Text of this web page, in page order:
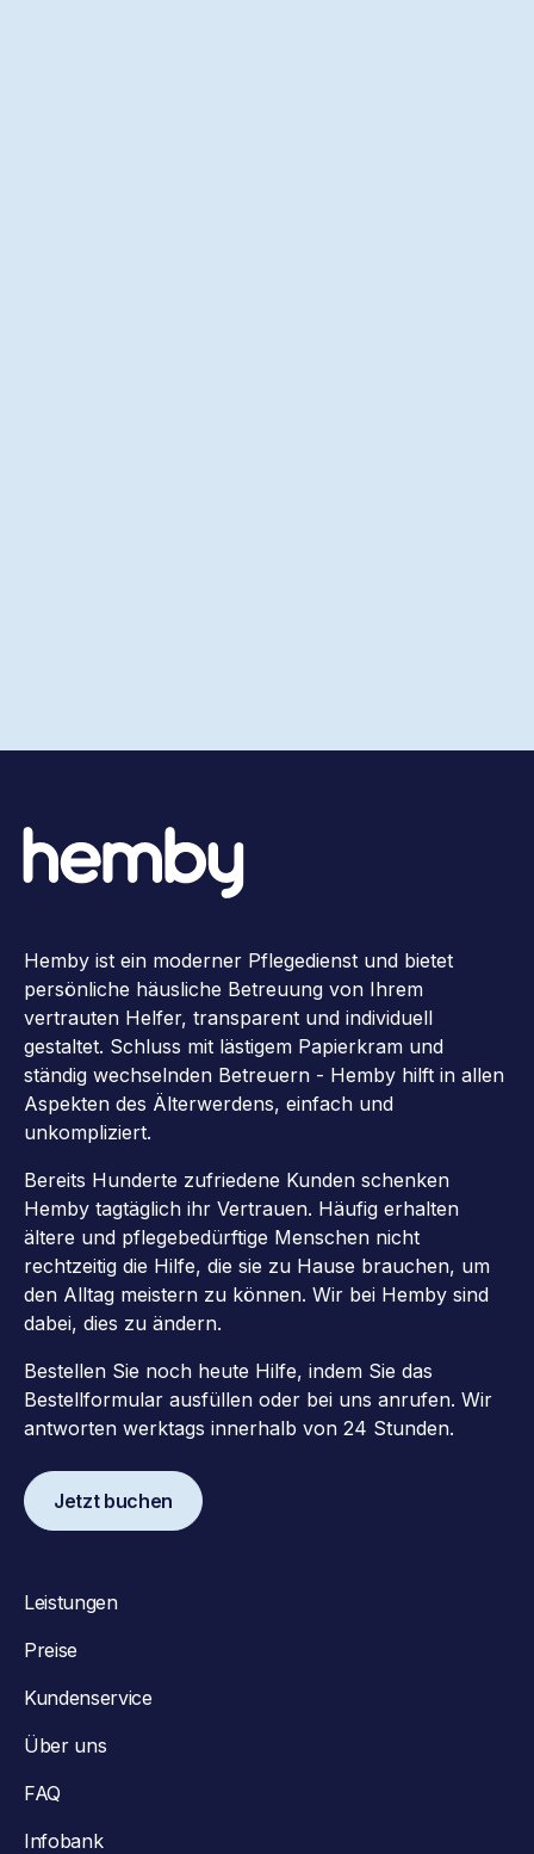
Hemby ist ein moderner Pflegedienst und bietet
persönliche häusliche Betreuung von Ihrem
vertrauten Helfer, transparent und individuell
gestaltet. Schluss mit lästigem Papierkram und
ständig wechselnden Betreuern - Hemby hilft in allen
Aspekten des Älterwerdens, einfach und
unkompliziert.
Bereits Hunderte zufriedene Kunden schenken
Hemby tagtäglich ihr Vertrauen. Häufig erhalten
ältere und pflegebedürftige Menschen nicht
rechtzeitig die Hilfe, die sie zu Hause brauchen, um
den Alltag meistern zu können. Wir bei Hemby sind
dabei, dies zu ändern.
Bestellen Sie noch heute Hilfe, indem Sie das
Bestellformular ausfüllen oder bei uns anrufen. Wir
antworten werktags innerhalb von 24 Stunden.
Jetzt buchen
Leistungen
Preise
Kundenservice
Über uns
FAQ
Infobank